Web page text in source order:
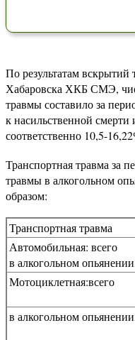
По результатам вскрытий
Хабаровска ХКБ СМЭ,
травмы составило за
к насильственной
соответственно 10,5-
Транспортная травма за
травмы в алкогольном
образом:
Транспортная травма
Автомобильная: всего
в алкогольном
Мотоциклетная:всего
в алкогольном